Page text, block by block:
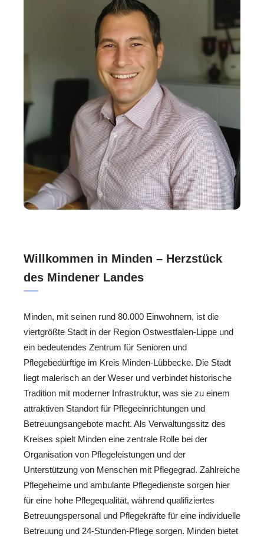
Willkommen in Minden – Herzstück
des Mindener Landes
Minden, mit seinen rund 80.000 Einwohnern, ist die
viertgrößte Stadt in der Region Ostwestfalen-Lippe und
ein bedeutendes Zentrum für Senioren und
Pflegebedürftige im Kreis Minden-Lübbecke. Die Stadt
liegt malerisch an der Weser und verbindet historische
Tradition mit moderner Infrastruktur, was sie zu einem
attraktiven Standort für Pflegeeinrichtungen und
Betreuungsangebote macht. Als Verwaltungssitz des
Kreises spielt Minden eine zentrale Rolle bei der
Organisation von Pflegeleistungen und der
Unterstützung von Menschen mit Pflegegrad. Zahlreiche
Pflegeheime und ambulante Pflegedienste sorgen hier
für eine hohe Pflegequalität, während qualifiziertes
Betreuungspersonal und Pflegekräfte für eine individuelle
Betreuung und 24-Stunden-Pflege sorgen. Minden bietet